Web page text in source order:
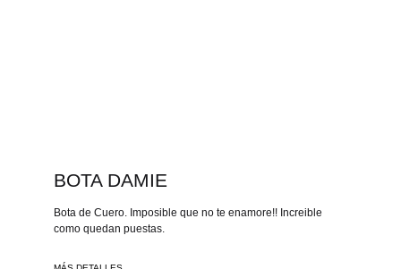
BOTA DAMIE
Bota de Cuero. Imposible que no te enamore!! Increible
como quedan puestas.